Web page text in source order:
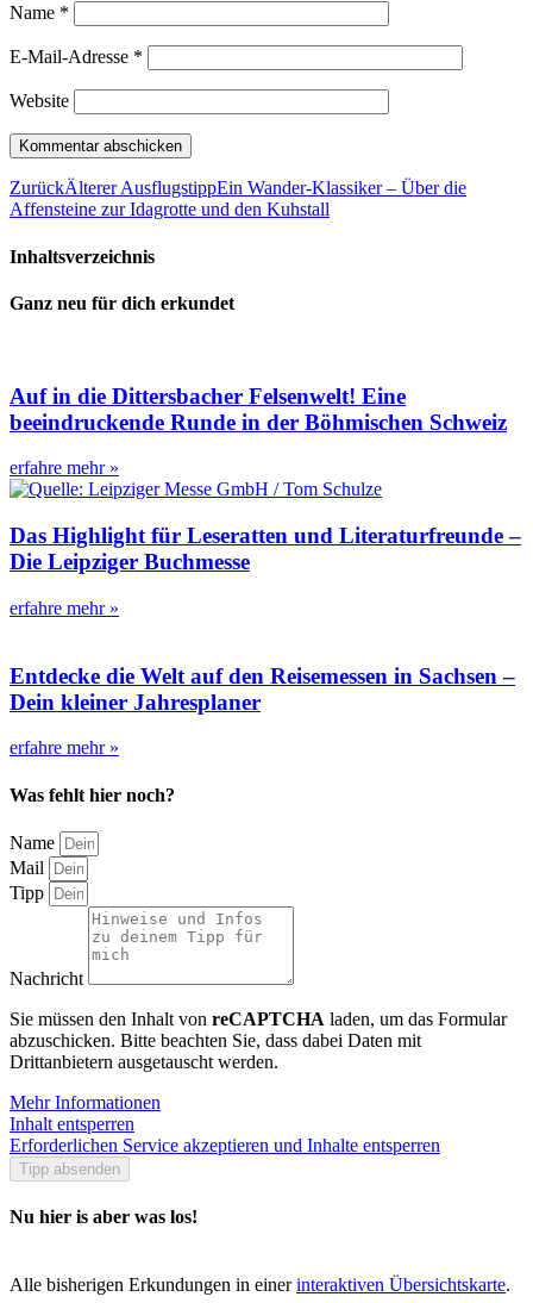
Name *
E-Mail-Adresse *
Website
ZurückÄlterer AusflugstippEin Wander-Klassiker – Über die
Affensteine zur Idagrotte und den Kuhstall
Inhaltsverzeichnis
Ganz neu für dich erkundet
Auf in die Dittersbacher Felsenwelt! Eine
beeindruckende Runde in der Böhmischen Schweiz
erfahre mehr »
Das Highlight für Leseratten und Literaturfreunde –
Die Leipziger Buchmesse
erfahre mehr »
Entdecke die Welt auf den Reisemessen in Sachsen –
Dein kleiner Jahresplaner
erfahre mehr »
Was fehlt hier noch?
Name
Mail
Tipp
Nachricht
Sie müssen den Inhalt von reCAPTCHA laden, um das Formular
abzuschicken. Bitte beachten Sie, dass dabei Daten mit
Drittanbietern ausgetauscht werden.
Mehr Informationen
Inhalt entsperren
Erforderlichen Service akzeptieren und Inhalte entsperren
Tipp absenden
Nu hier is aber was los!
Alle bisherigen Erkundungen in einerinteraktiven Übersichtskarte.